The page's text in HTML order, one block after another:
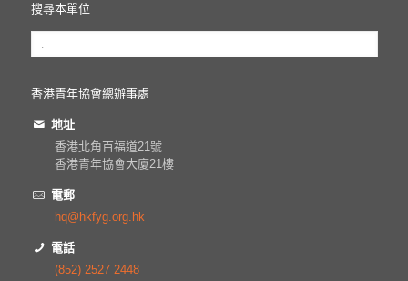
搜尋本單位
香港青年協會總辦事處
地址
香港北角百福道21號
香港青年協會大廈21樓
電郵
hq@hkfyg.org.hk
電話
(852) 2527 2448